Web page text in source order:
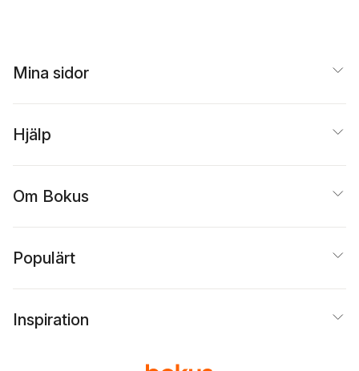
Mina sidor
Hjälp
Om Bokus
Populärt
Inspiration